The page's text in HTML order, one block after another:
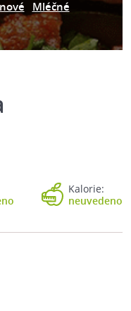
Mléčné
Kalorie:
neuvedeno